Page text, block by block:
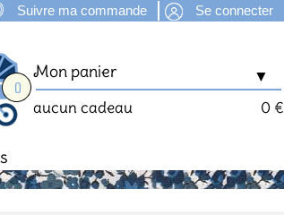
Se connecter
Suivre ma commande
0
▼
Mon panier
0 €
aucun cadeau